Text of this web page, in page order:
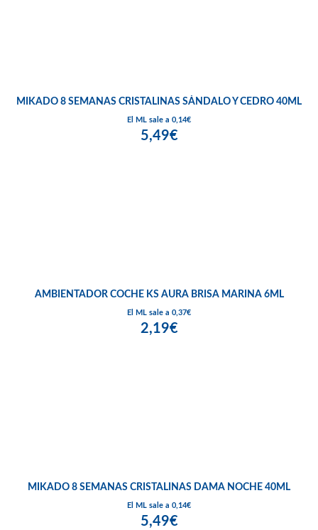
MIKADO 8 SEMANAS CRISTALINAS SÁNDALO Y CEDRO 40ML
El ML sale a 0,14€
5,49€
AMBIENTADOR COCHE KS AURA BRISA MARINA 6ML
El ML sale a 0,37€
2,19€
MIKADO 8 SEMANAS CRISTALINAS DAMA NOCHE 40ML
El ML sale a 0,14€
5,49€